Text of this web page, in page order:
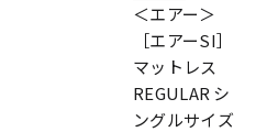
＜エアー＞
［エアーSI］
マットレス
REGULAR シ
ングルサイズ